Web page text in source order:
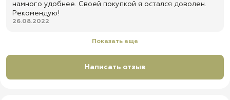
✅ Карманы: 2 боковых кармана на замке + 2 задних кармана с
клапаном на пуговицах
намного удобнее. Своей покупкой я остался доволен.
Рекомендую!
26.08.2022
Показать еще
Написать отзыв